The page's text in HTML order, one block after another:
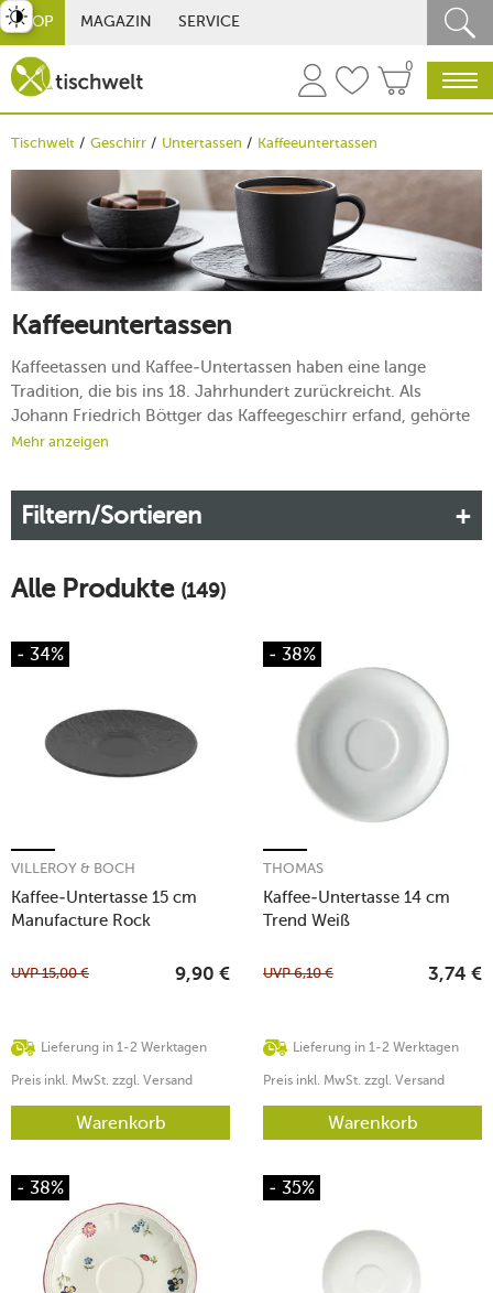
SHOP MAGAZIN SERVICE
0
Tischwelt Geschirr Untertassen Kaffeeuntertassen
Kaffeeuntertassen
Kaffeetassen und Kaffee-Untertassen haben eine lange
Tradition, die bis ins 18. Jahrhundert zurückreicht. Als
Johann Friedrich Böttger das Kaffeegeschirr erfand, gehörte
zu einer Kaffeetasse mit Henkel auch eine Kaffee-Untertasse.
Untertassegegossen und davon geschlürft. Nicht sehr
manierlich, oder?
Mehr erfahren!
Mehr anzeigen
Filtern/Sortieren
Alle Produkte (149)
- 34%
Kaffee-Untertasse 15 cm
Manufacture Rock
VILLEROY & BOCH
Lieferung in 1-2 Werktagen
UVP15,00 € 9,90 €
Preis inkl. MwSt. zzgl. Versand
Warenkorb
- 38%
Kaffee-Untertasse 14 cm
Trend Weiß
THOMAS
Lieferung in 1-2 Werktagen
UVP6,10 € 3,74 €
Preis inkl. MwSt. zzgl. Versand
Warenkorb
- 38% - 35%
umschalten